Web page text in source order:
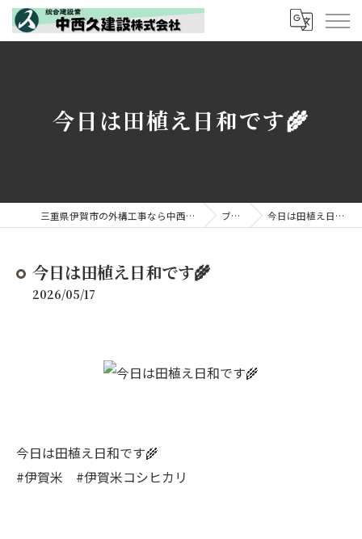
今日は田植え日和です🌾
三重県伊賀市の外構工事なら中西久建設株式会社 ブログ 今日は田植え日和です🌾
今日は田植え日和です🌾
2026/05/17
今日は田植え日和です🌾
#伊賀米 #伊賀米コシヒカリ